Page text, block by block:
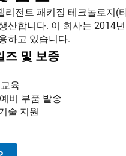
리전트 패키징 테크놀로지(
산합니다. 이 회사는 2014
하고 있습니다.
즈 및 보증
육
비 부품 발송
술 지원